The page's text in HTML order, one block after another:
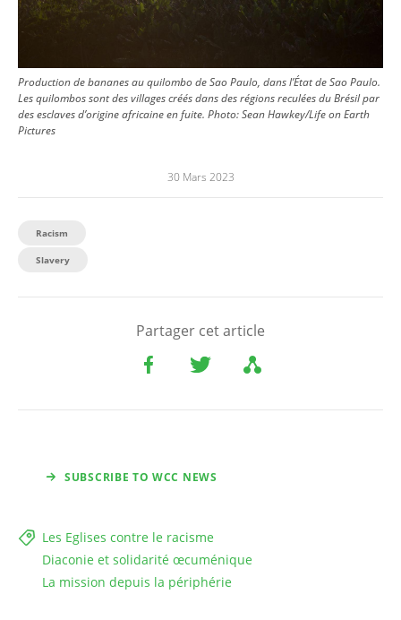
Production de bananes au quilombo de Sao Paulo, dans l’État de Sao Paulo.
Les quilombos sont des villages créés dans des régions reculées du Brésil par
des esclaves d’origine africaine en fuite. Photo: Sean Hawkey/Life on Earth
Pictures
30 Mars 2023
Racism
Slavery
Partager cet article
SUBSCRIBE TO WCC NEWS
Les Eglises contre le racisme
Diaconie et solidarité œcuménique
La mission depuis la périphérie